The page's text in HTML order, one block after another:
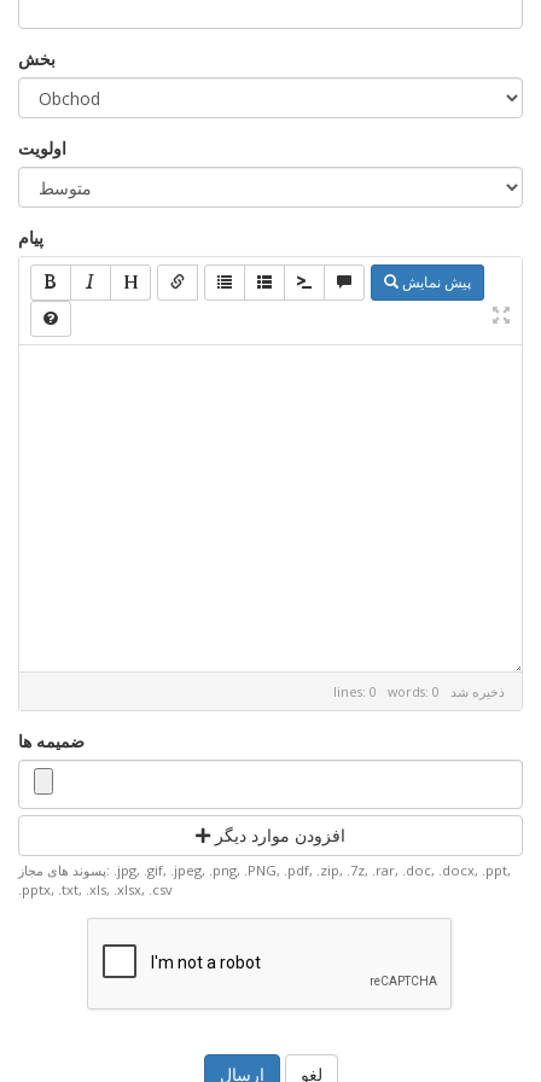
بخش
اولویت
پیام
پیش نمایش
lines: 0 words: 0 ذخیره شد
ضمیمه ها
افزودن موارد دیگر
پسوند های مجاز: .jpg, .gif, .jpeg, .png, .PNG, .pdf, .zip, .7z, .rar, .doc, .docx, .ppt,
.pptx, .txt, .xls, .xlsx, .csv
لغو